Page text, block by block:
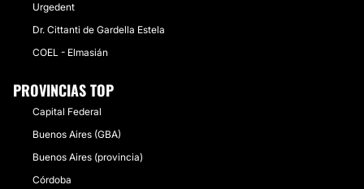
Urgedent
Dr. Cittanti de Gardella Estela
COEL - Elmasián
PROVINCIAS TOP
Capital Federal
Buenos Aires (GBA)
Buenos Aires (provincia)
Córdoba